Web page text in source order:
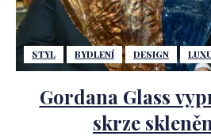
STYL BYDLENÍ DESIGN
Gordana Glass
skrze